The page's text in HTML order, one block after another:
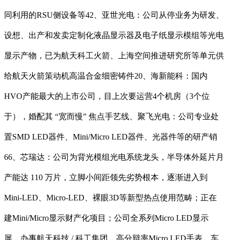
同利用的RSU侧设备等42、亚世光电：公司从停业务为研发、
设想、出产和发卖定制化液晶显示器及电子纸显示模组等光电
显示产物，已为航天科工火箭、上海空间推进研究所等单元供
给航天火箭策动机高温合金细密铸件20、海新能科：国内
HVO产能最大的上市公司，目上次要运营4个机房（3个位
于），婚配其 “宽而慢” 焦点手艺线、聚飞光电：公司专业处
置SMD LED器件、Mini/Micro LED器件、光器件等的研产销
66、芯瑞达：公司为背光模组光电系统龙头，半导体外延片月
产能达 110 万片，立脚小间距领先劣势根本，逐渐进入到
Mini-LED、Micro-LED、裸眼3D等新型热点使用范畴；正在
建Mini/Micro显示财产化项目；公司全系列Micro LED显示